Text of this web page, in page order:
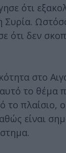
ότι
Συρία.
ότι δεν
στο
το θέμα
το
είναι